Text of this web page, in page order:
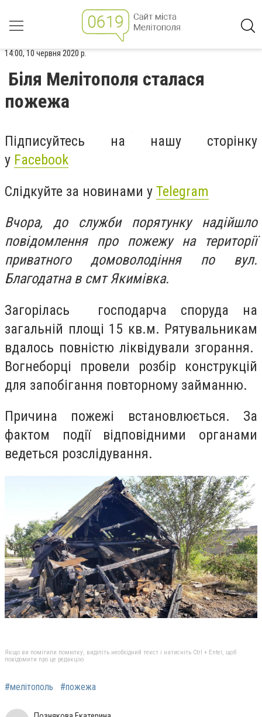
14:00, 10 червня 2020 р.
Біля Мелітополя сталася
пожежа
Підписуйтесь на нашу сторінку
у Facebook
Слідкуйте за новинами у Telegram
Вчора, до служби порятунку надійшло
повідомлення про пожежу на території
приватного домоволодіння по вул.
Благодатна в смт Якимівка.
Загорілась
господарча споруда на
загальній площі 15 кв.м. Рятувальникам
вдалось повністю ліквідували згорання.
Вогнеборці провели розбір конструкцій
для запобігання повторному займанню.
Причина пожежі встановлюється. За
фактом події відповідними органами
ведеться розслідування.
Якщо ви помітили помилку, виділіть необхідний текст і натисніть Ctrl + Enter, щоб
повідомити про це редакцію
#мелітополь #пожежа